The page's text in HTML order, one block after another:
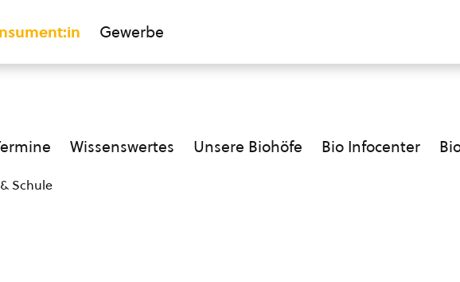
Gewerbe
Wissenswertes Unsere Biohöfe Bio Infocenter
Schule